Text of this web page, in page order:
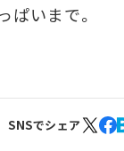
いまで。
SNSでシェア